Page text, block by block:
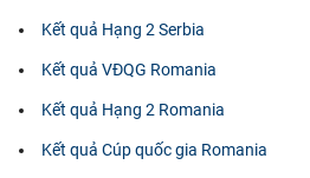
Kết quả Hạng 2 Serbia
Kết quả VĐQG Romania
Kết quả Hạng 2 Romania
Kết quả Cúp quốc gia Romania